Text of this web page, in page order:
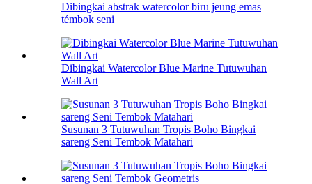
Dibingkai abstrak watercolor biru jeung emas
témbok seni
Dibingkai Watercolor Blue Marine Tutuwuhan
Wall Art
Susunan 3 Tutuwuhan Tropis Boho Bingkai
sareng Seni Tembok Matahari